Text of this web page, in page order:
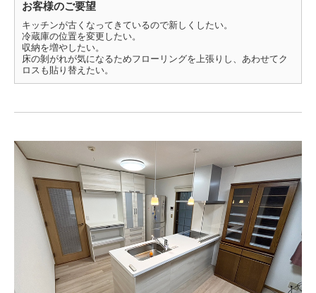
お客様のご要望
キッチンが古くなってきているので新しくしたい。
冷蔵庫の位置を変更したい。
収納を増やしたい。
床の剝がれが気になるためフローリングを上張りし、あわせてク
ロスも貼り替えたい。